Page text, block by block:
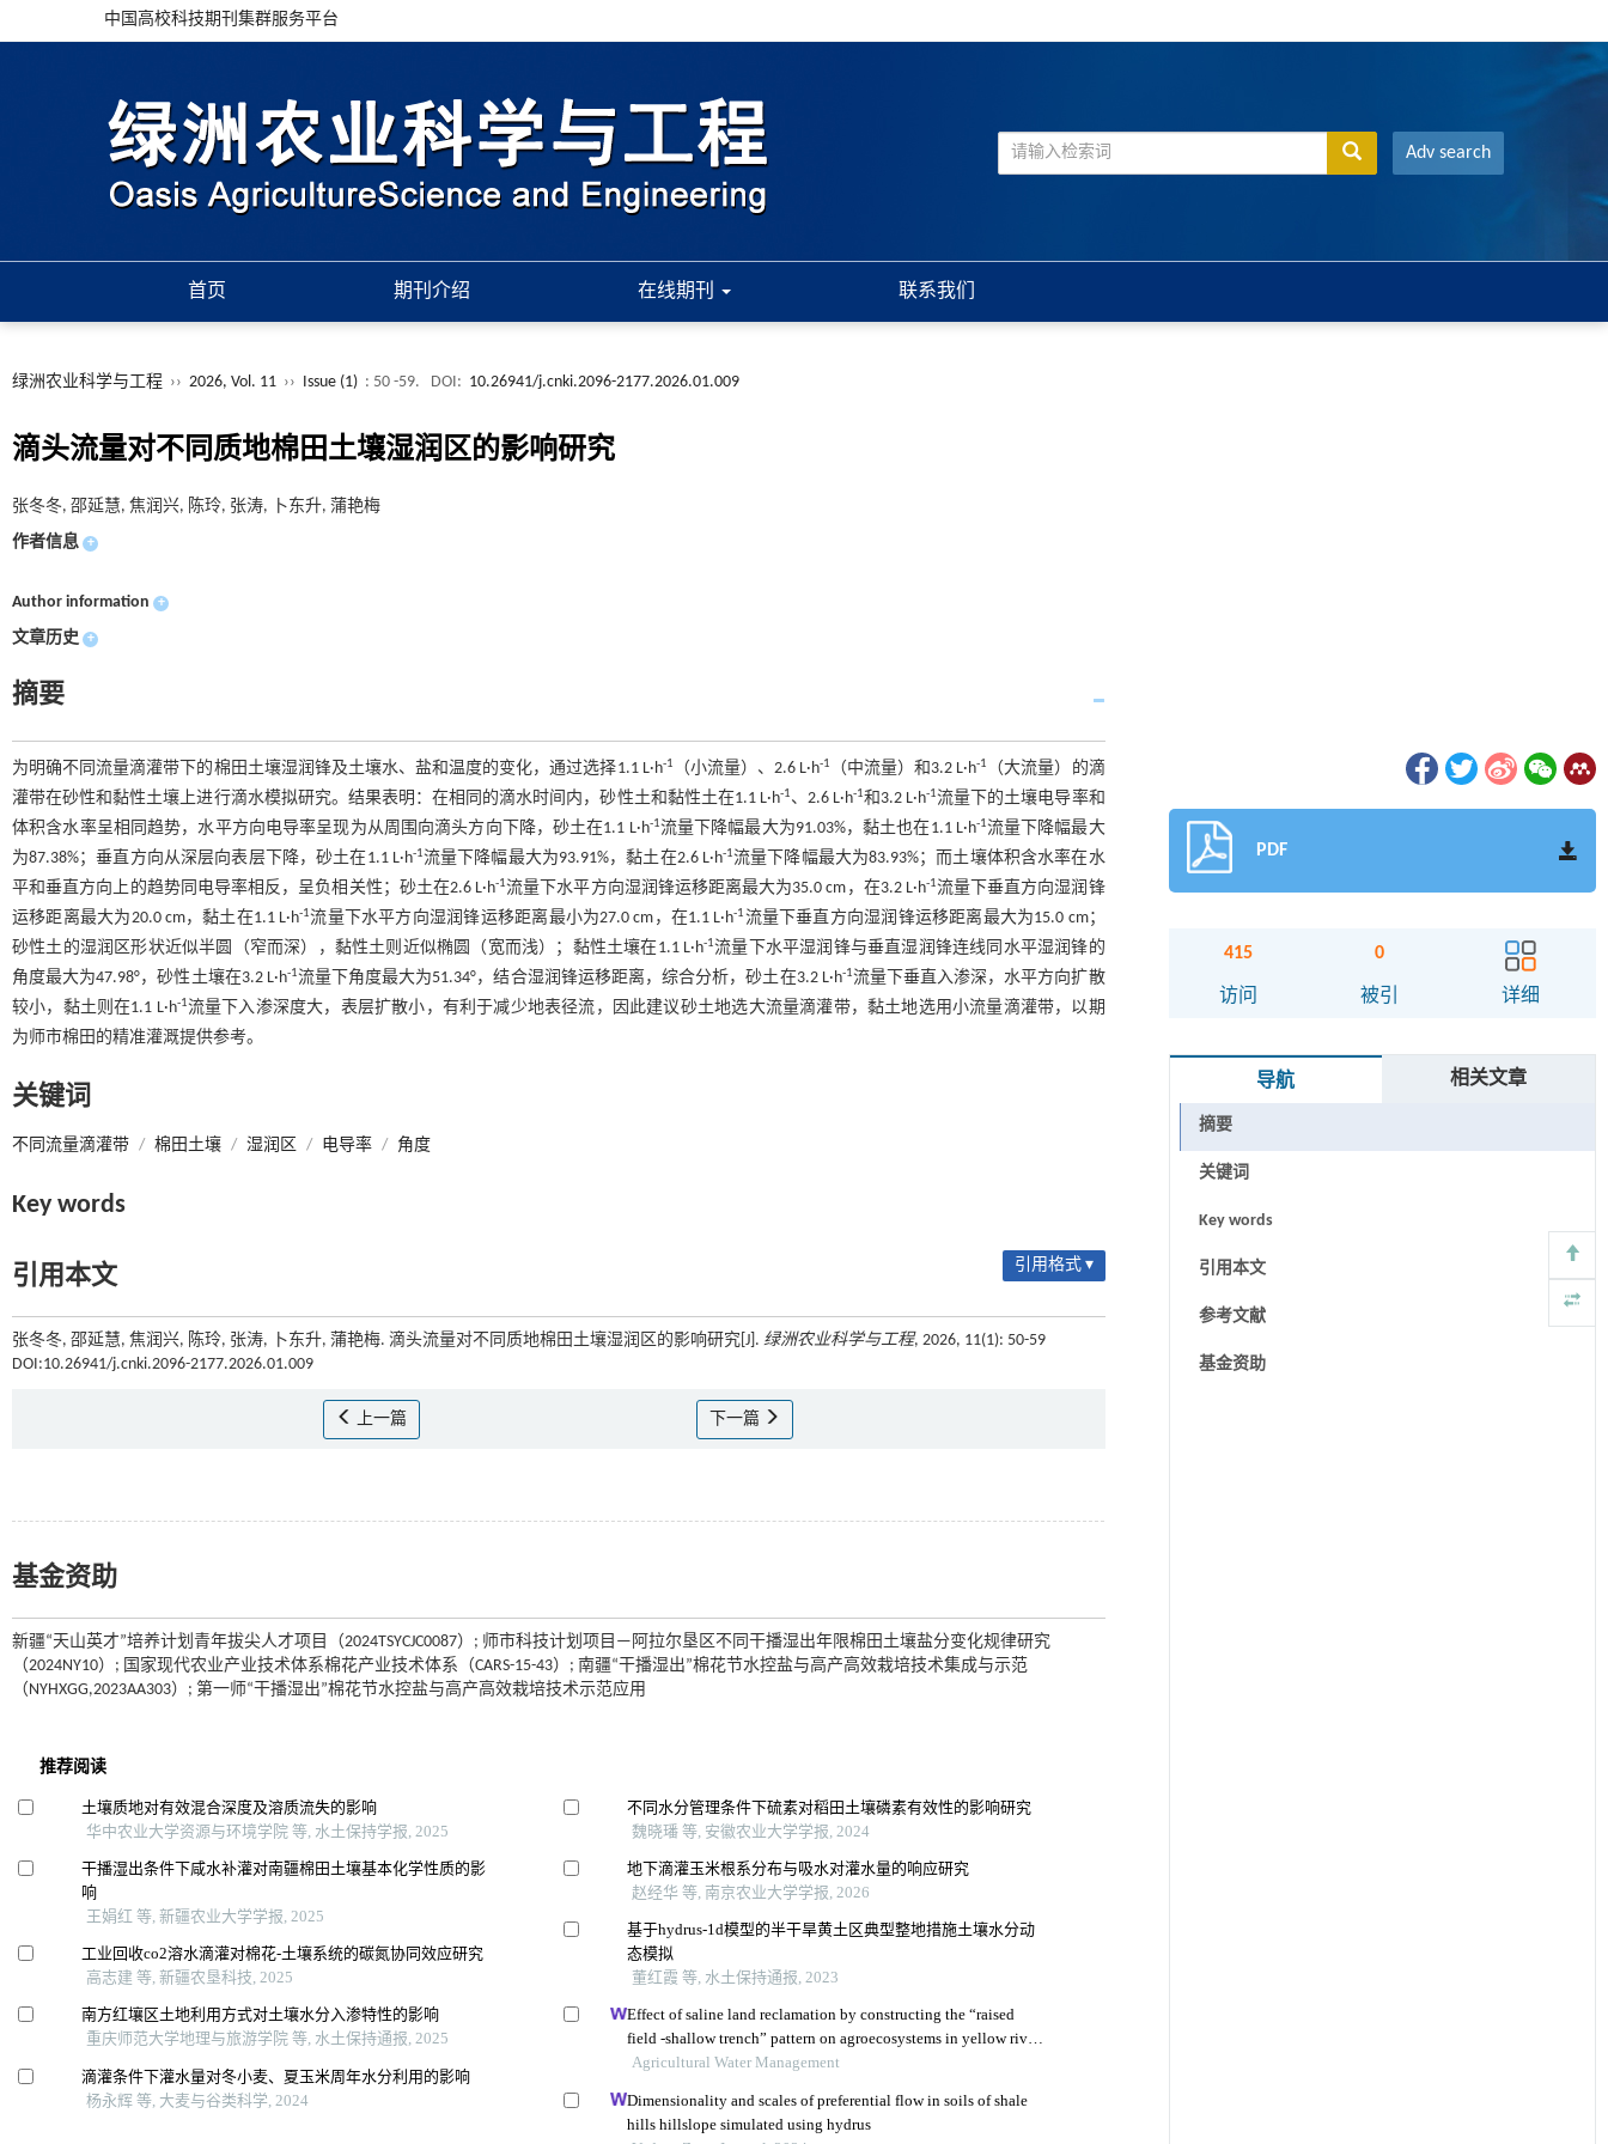
中国高校科技期刊集群服务平台
Adv search
首页 期刊介绍 在线期刊 联系我们
绿洲农业科学与工程 ›› 2026, Vol. 11 ›› Issue (1) : 50 -59. DOI: 10.26941/j.cnki.2096-2177.2026.01.009
滴头流量对不同质地棉田土壤湿润区的影响研究
张冬冬, 邵延慧, 焦润兴, 陈玲, 张涛, 卜东升, 蒲艳梅
作者信息 +
Author information +
文章历史 +
摘要
为明确不同流量滴灌带下的棉田土壤湿润锋及土壤水、盐和温度的变化，通过选择1.1 L·h-1 （小流量）、2.6 L·h-1 （中流量）和3.2 L·h-1
（大流量）的滴
灌带在砂性和黏性土壤上进行滴水模拟研究。结果表明：在相同的滴水时间内，砂性土和黏性土在1.1 L·h-1、2.6 L·h-1和3.2 L·h-1流量下的土壤电导率和
体积含水率呈相同趋势，水平方向电导率呈现为从周围向滴头方向下降，砂土在1.1 L·h-1流量下降幅最大为91.03%，黏土也在1.1 L·h-1流量下降幅最大
为87.38%；垂直方向从深层向表层下降，砂土在1.1 L·h-1流量下降幅最大为93.91%，黏土在2.6 L·h-1流量下降幅最大为83.93%；而土壤体积含水率在水
平和垂直方向上的趋势同电导率相反，呈负相关性；砂土在2.6 L·h-1流量下水平方向湿润锋运移距离最大为35.0 cm，在3.2 L·h-1流量下垂直方向湿润锋
运移距离最大为20.0 cm，黏土在1.1 L·h-1流量下水平方向湿润锋运移距离最小为27.0 cm，在1.1 L·h-1流量下垂直方向湿润锋运移距离最大为15.0 cm；
砂性土的湿润区形状近似半圆（窄而深），黏性土则近似椭圆（宽而浅）；黏性土壤在1.1 L·h-1流量下水平湿润锋与垂直湿润锋连线同水平湿润锋的
角度最大为47.98°，砂性土壤在3.2 L·h-1流量下角度最大为51.34°，结合湿润锋运移距离，综合分析，砂土在3.2 L·h-1流量下垂直入渗深，水平方向扩散
较小，黏土则在1.1 L·h-1流量下入渗深度大，表层扩散小，有利于减少地表径流，因此建议砂土地选大流量滴灌带，黏土地选用小流量滴灌带，以期
为师市棉田的精准灌溉提供参考。
关键词
不同流量滴灌带 / 棉田土壤 / 湿润区 / 电导率 / 角度
Key words
引用本文 引用格式 ▾
张冬冬, 邵延慧, 焦润兴, 陈玲, 张涛, 卜东升, 蒲艳梅. 滴头流量对不同质地棉田土壤湿润区的影响研究[J]. 绿洲农业科学与工程, 2026, 11(1): 50-59
DOI:10.26941/j.cnki.2096-2177.2026.01.009
上一篇 下一篇
基金资助
新疆“天山英才”培养计划青年拔尖人才项目（2024TSYCJC0087）; 师市科技计划项目—阿拉尔垦区不同干播湿出年限棉田土壤盐分变化规律研究
（2024NY10）; 国家现代农业产业技术体系棉花产业技术体系（CARS-15-43）; 南疆“干播湿出”棉花节水控盐与高产高效栽培技术集成与示范
（NYHXGG,2023AA303）; 第一师“干播湿出”棉花节水控盐与高产高效栽培技术示范应用
PDF
415
访问
0
被引 详细
导航 相关文章
摘要
关键词
Key words
引用本文
参考文献
基金资助